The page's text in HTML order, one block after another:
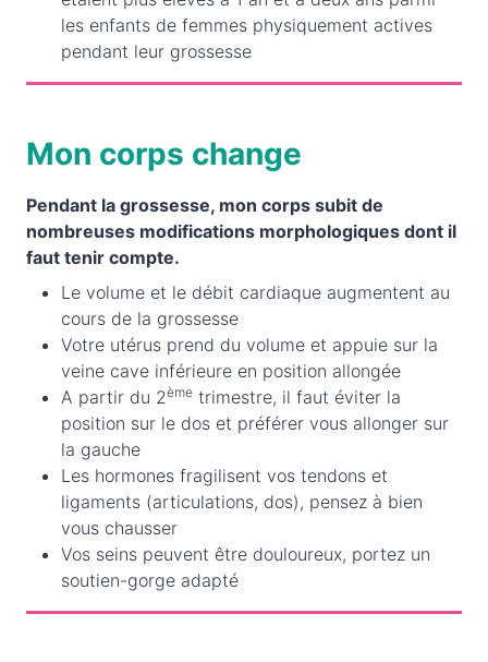
les enfants de femmes physiquement actives
pendant leur grossesse
Mon corps change
Pendant la grossesse, mon corps subit de
nombreuses modifications morphologiques dont il
faut tenir compte.
Le volume et le débit cardiaque augmentent au
cours de la grossesse
Votre utérus prend du volume et appuie sur la
veine cave inférieure en position allongée
A partir du 2ème trimestre, il faut éviter la
position sur le dos et préférer vous allonger sur
la gauche
Les hormones fragilisent vos tendons et
ligaments (articulations, dos), pensez à bien
vous chausser
Vos seins peuvent être douloureux, portez un
soutien-gorge adapté